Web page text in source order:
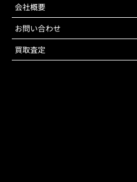
会社概要
お問い合わせ
買取査定